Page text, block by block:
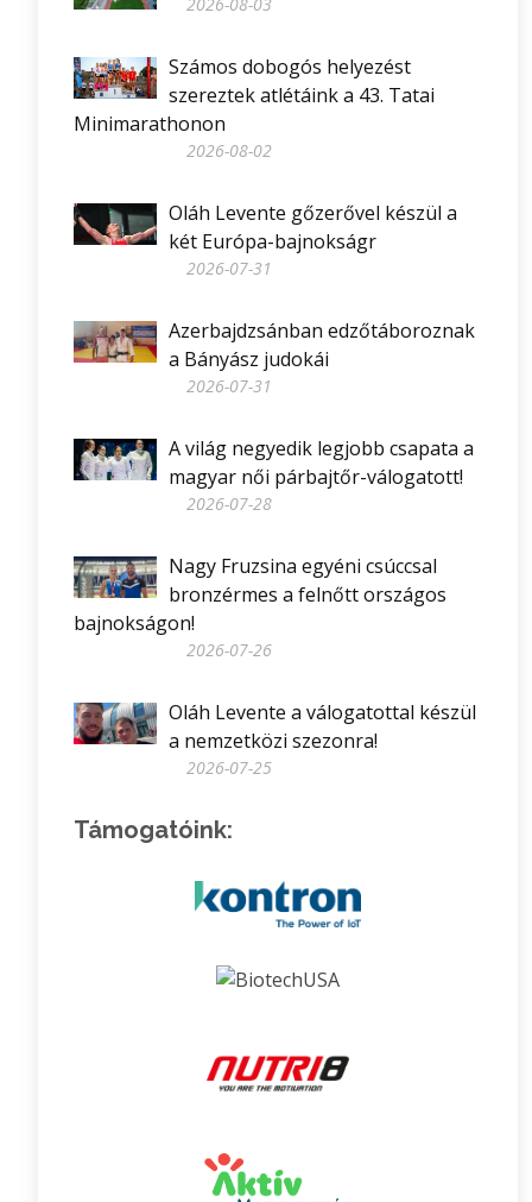
Számos dobogós helyezést
szereztek atlétáink a 43. Tatai
Minimarathonon
2026-08-02
Oláh Levente gőzerővel készül a
két Európa-bajnokságr
2026-07-31
Azerbajdzsánban edzőtáboroznak
a Bányász judokái
2026-07-31
A világ negyedik legjobb csapata a
magyar női párbajtőr-válogatott!
2026-07-28
Nagy Fruzsina egyéni csúccsal
bronzérmes a felnőtt országos
bajnokságon!
2026-07-26
Oláh Levente a válogatottal készül
a nemzetközi szezonra!
2026-07-25
Támogatóink: